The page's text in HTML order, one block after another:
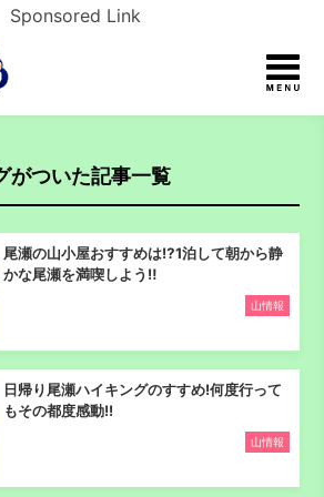
Sponsored Link
がついた記事一覧
尾瀬の山小屋おすすめは⁉1泊して朝から静
かな尾瀬を満喫しよう‼
山情報
日帰り尾瀬ハイキングのすすめ!何度行って
もその都度感動!!
山情報